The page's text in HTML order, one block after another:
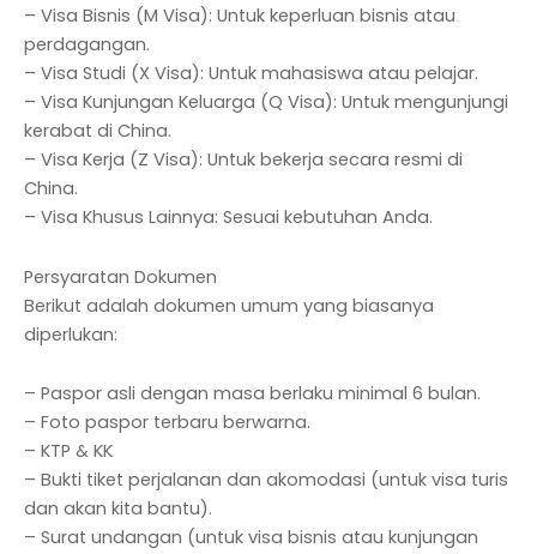
– Visa Bisnis (M Visa): Untuk keperluan bisnis atau
perdagangan.
– Visa Studi (X Visa): Untuk mahasiswa atau pelajar.
– Visa Kunjungan Keluarga (Q Visa): Untuk mengunjungi
kerabat di China.
– Visa Kerja (Z Visa): Untuk bekerja secara resmi di
China.
– Visa Khusus Lainnya: Sesuai kebutuhan Anda.
Persyaratan Dokumen
Berikut adalah dokumen umum yang biasanya
diperlukan:
– Paspor asli dengan masa berlaku minimal 6 bulan.
– Foto paspor terbaru berwarna.
– KTP & KK
– Bukti tiket perjalanan dan akomodasi (untuk visa turis
dan akan kita bantu).
– Surat undangan (untuk visa bisnis atau kunjungan